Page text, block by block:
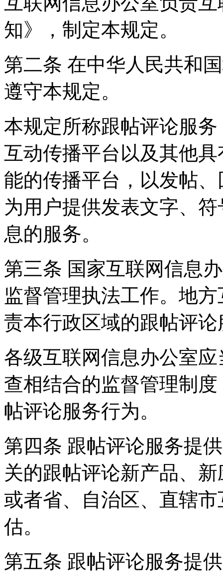
知》，制定本规定。
第二条 在中华人民共和
遵守本规定。
本规定所称跟帖评论服
互动传播平台以及其他
能的传播平台，以发帖
为用户提供发表文字、
息的服务。
第三条 国家互联网信息
监督管理执法工作。地
责本行政区域的跟帖评
各级互联网信息办公室
查相结合的监督管理制
帖评论服务行为。
第四条 跟帖评论服务提
关的跟帖评论新产品、
或者省、自治区、直辖
估。
第五条 跟帖评论服务提